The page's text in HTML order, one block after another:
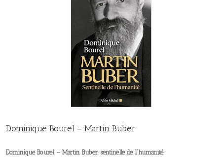
Dominique Bourel – Martin Buber
Dominique Bourel – Martin Buber, sentinelle de l’humanité